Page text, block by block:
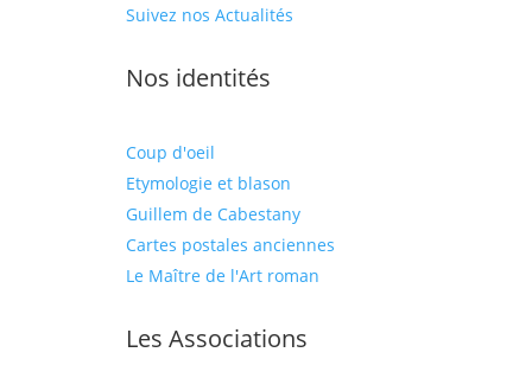
Suivez nos Actualités
Nos identités
Coup d'oeil
Etymologie et blason
Guillem de Cabestany
Cartes postales anciennes
Le Maître de l'Art roman
Les Associations